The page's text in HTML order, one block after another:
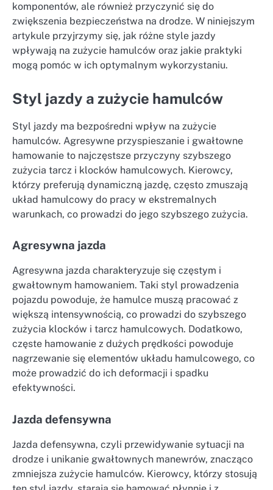
komponentów, ale również przyczynić się do
zwiększenia bezpieczeństwa na drodze. W niniejszym
artykule przyjrzymy się, jak różne style jazdy
wpływają na zużycie hamulców oraz jakie praktyki
mogą pomóc w ich optymalnym wykorzystaniu.
Styl jazdy a zużycie hamulców
Styl jazdy ma bezpośredni wpływ na zużycie
hamulców. Agresywne przyspieszanie i gwałtowne
hamowanie to najczęstsze przyczyny szybszego
zużycia tarcz i klocków hamulcowych. Kierowcy,
którzy preferują dynamiczną jazdę, często zmuszają
układ hamulcowy do pracy w ekstremalnych
warunkach, co prowadzi do jego szybszego zużycia.
Agresywna jazda
Agresywna jazda charakteryzuje się częstym i
gwałtownym hamowaniem. Taki styl prowadzenia
pojazdu powoduje, że hamulce muszą pracować z
większą intensywnością, co prowadzi do szybszego
zużycia klocków i tarcz hamulcowych. Dodatkowo,
częste hamowanie z dużych prędkości powoduje
nagrzewanie się elementów układu hamulcowego, co
może prowadzić do ich deformacji i spadku
efektywności.
Jazda defensywna
Jazda defensywna, czyli przewidywanie sytuacji na
drodze i unikanie gwałtownych manewrów, znacząco
zmniejsza zużycie hamulców. Kierowcy, którzy stosują